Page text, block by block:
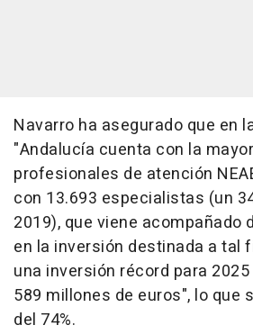
Navarro ha asegurado que en
"Andalucía cuenta con la
profesionales de atención
con 13.693 especialistas (un
2019), que viene acompañado
en la inversión destinada a tal
una inversión récord para
589 millones de euros", lo que
del 74%.